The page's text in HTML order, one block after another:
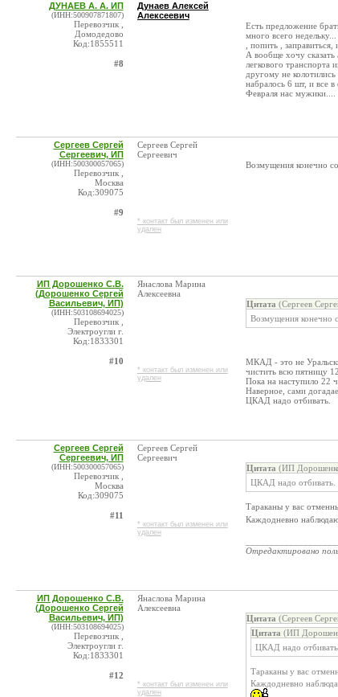
ДУНАЕВ А. А. ИП
(ИНН:500907871807)
Перевозчик ,
Домодедово
Код:1855511
#8
Дунаев Алексей
Алексеевич
Есть предложение
много всего
, попить , заправиться,
А вообще хочу
легкового
другому не
набралось 6 шт, и все
Февраля нас мужики....
Сергеев Сергей
Сергеевич, ИП
(ИНН:500300057065)
Перевозчик ,
Москва
Код:309075
#9
Сергеев Сергей
Сергеевич
* контакт был изменен или
удален
Возмущения конечно
ИП Дорошенко С.В.
(Дорошенко Сергей
Васильевич, ИП)
(ИНН:503108694025)
Перевозчик ,
Электроугли г.
Код:1833301
#10
Янаслова Марина
Алексеевна
* контакт был изменен или
удален
Цитата (Сергеев
Возмущения конечно
МКАД - это не
чистить всю пятницу
Пока на наступило 22
Наверное, сами
ЦКАД надо отбивать.
Сергеев Сергей
Сергеевич, ИП
(ИНН:500300057065)
Перевозчик ,
Москва
Код:309075
#11
Сергеев Сергей
Сергеевич
* контакт был изменен или
удален
Цитата (ИП
ЦКАД надо отбивать.
Тараканы у вас
Каждодневно
Отредактировано
ИП Дорошенко С.В.
(Дорошенко Сергей
Васильевич, ИП)
(ИНН:503108694025)
Перевозчик ,
Электроугли г.
Код:1833301
#12
Янаслова Марина
Алексеевна
* контакт был изменен или
удален
Цитата (Сергеев
Цитата (ИП
ЦКАД надо отбивать.
Тараканы у вас
Каждодневно